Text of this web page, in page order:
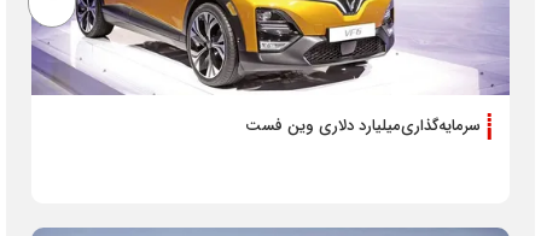
سرمایه‌گذاری‌میلیارد دلاری وین فست